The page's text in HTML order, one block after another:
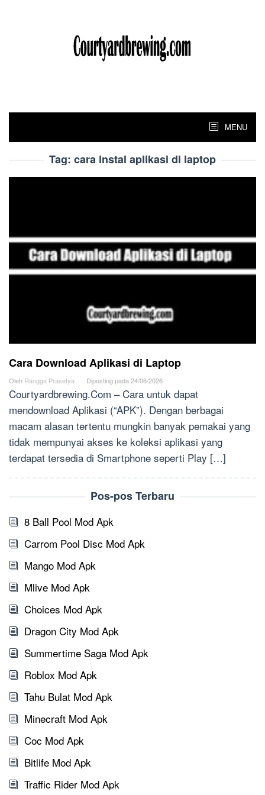
MENU
Tag: cara instal aplikasi di laptop
Cara Download Aplikasi di Laptop
Oleh Rangga Prasetya Diposting pada 24/06/2026
Courtyardbrewing.Com – Cara untuk dapat
mendownload Aplikasi (“APK”). Dengan berbagai
macam alasan tertentu mungkin banyak pemakai yang
tidak mempunyai akses ke koleksi aplikasi yang
terdapat tersedia di Smartphone seperti Play […]
Pos-pos Terbaru
8 Ball Pool Mod Apk
Carrom Pool Disc Mod Apk
Mango Mod Apk
Mlive Mod Apk
Choices Mod Apk
Dragon City Mod Apk
Summertime Saga Mod Apk
Roblox Mod Apk
Tahu Bulat Mod Apk
Minecraft Mod Apk
Coc Mod Apk
Bitlife Mod Apk
Traffic Rider Mod Apk